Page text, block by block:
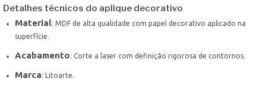
Detalhes técnicos do aplique decorativo
Material: MDF de alta qualidade com papel decorativo aplicado na
superfície.
Acabamento: Corte a laser com definição rigorosa de contornos.
Marca: Litoarte.